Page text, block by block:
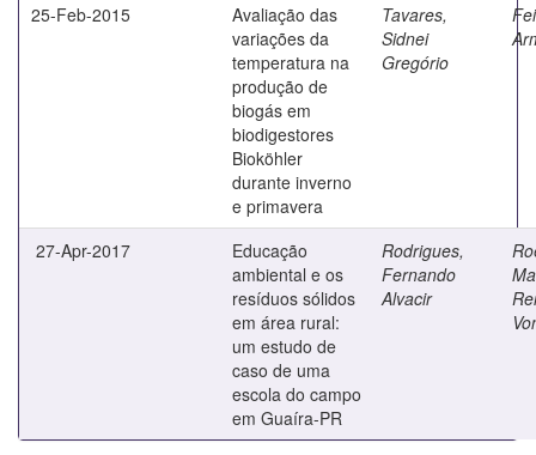
25-Feb-2015
Avaliação das
variações da
temperatura na
produção de
biogás em
biodigestores
Bioköhler
durante inverno
e primavera
Tavares,
Sidnei
Gregório
27-Apr-2017
Educação
ambiental e os
resíduos sólidos
em área rural:
um estudo de
caso de uma
escola do campo
em Guaíra-PR
Rodrigues,
Fernando
Alvacir